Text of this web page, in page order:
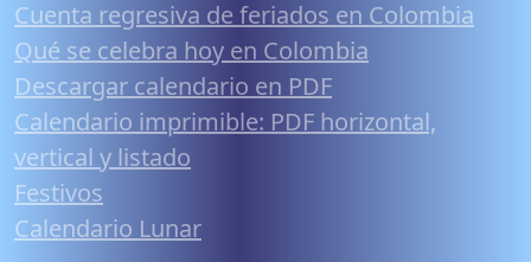
Cuenta regresiva de feriados en Colombia
Qué se celebra hoy en Colombia
Descargar calendario en PDF
Calendario imprimible: PDF horizontal,
vertical y listado
Festivos
Calendario Lunar